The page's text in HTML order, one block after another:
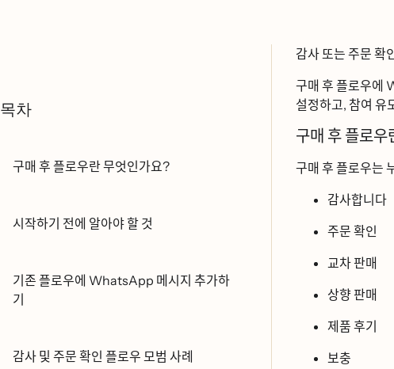
목차
구매 후 플로우란 무엇인가요?
시작하기 전에 알아야 할 것
기존 플로우에 WhatsApp 메시지 추가하
기
감사 및 주문 확인 플로우 모범 사례
감사 또는 주문
구매 후 플로우에
설정하고, 참여
구매 후
구매 후 플로우는
감사합니다
주문 확인
교차 판매
상향 판매
제품 후기
보충